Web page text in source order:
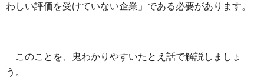
わしい評価を受けていない企業」である必要があります。
このことを、鬼わかりやすいたとえ話で解説しましょ
う。